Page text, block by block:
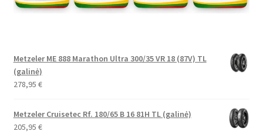
Metzeler ME 888 Marathon Ultra 300/35 VR 18 (87V) TL
(galinė)
278,95 €
Metzeler Cruisetec Rf. 180/65 B 16 81H TL (galinė)
205,95 €